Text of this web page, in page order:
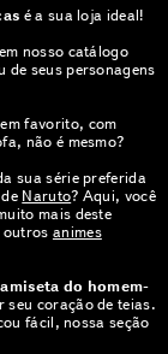
é a sua loja ideal!
nosso catálogo
de seus personagens
favorito, com
não é mesmo?
sua série preferida
Naruto? Aqui, você
mais deste
outros animes
do homem-
coração de teias.
fácil, nossa seção